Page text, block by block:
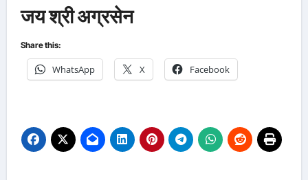
जय श्री अग्रसेन
Share this:
WhatsApp X Facebook